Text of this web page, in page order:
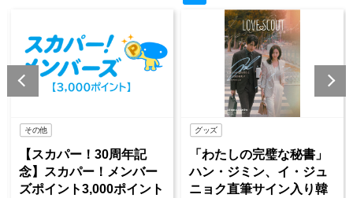
！30周年記
ー！メンバー
3,000ポイント
「わたしの完璧な秘書」
ハン・ジミン、イ・ジュ
ニョク直筆サイン入り韓
《KBS
年》×《ス
年記念》